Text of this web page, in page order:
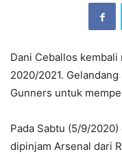
Dani Ceballos kembali
2020/2021.
Gunners untuk
Pada Sabtu (5/9/
dipinjam Arsenal dari